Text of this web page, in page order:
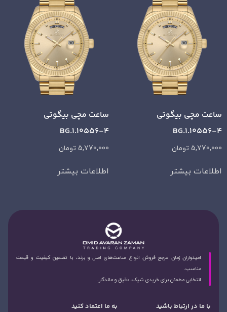
ساعت مچی بیگوتی
BG.1.10556-4
5,770,000 تومان
اطلاعات بیشتر
ساعت مچی بیگوتی
BG.1.10556-4
5,770,000 تومان
اطلاعات بیشتر
امیدواران زمان مرجع فروش انواع ساعت‌های اصل و برند، با تضمین کیفیت و قیمت
مناسب.
انتخابی مطمئن برای خریدی شیک، دقیق و ماندگار.
با ما در ارتباط باشید به ما اعتماد کنید